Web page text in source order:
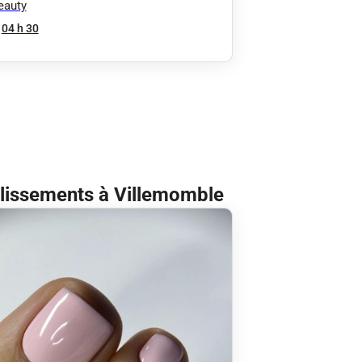
indien/tanin/protéine
Extra longs (coccyx)
04 h 30
à Villemomble